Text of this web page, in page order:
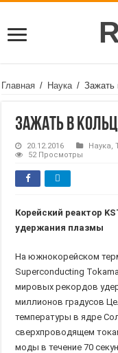
Главная / Наука / Зажать
Зажать в
20.12.2016 Наука,
52 Просмотры
Корейский реактор
удержания плазмы
На южнокорейском
Superconducting
мировых рекордов
миллионов градусов
температуры в ядре
сверхпроводящем
моды в течение 70